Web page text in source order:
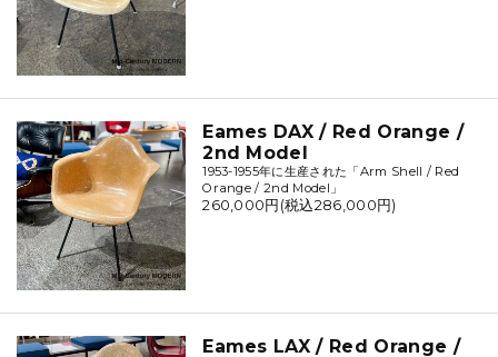
Eames DAX / Red Orange /
2nd Model
1953-1955年に生産された「Arm Shell / Red
Orange / 2nd Model」
260,000円(税込286,000円)
Eames LAX / Red Orange /